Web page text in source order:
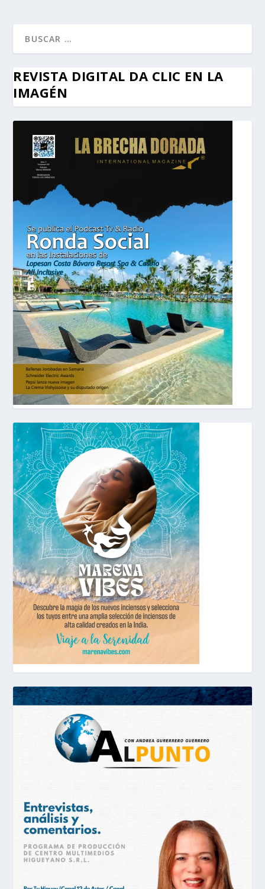
REVISTA DIGITAL DA CLIC EN LA
IMAGÉN